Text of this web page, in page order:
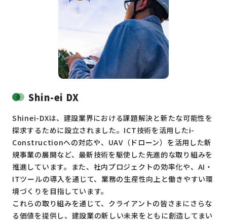
Shin-ei DX
Shinei-DXは、建設業界における課題解決と新たな可能性を
探求するために設立されました。ICT技術を活用したi-
Constructionへの対応や、UAV（ドローン）を活用した新
規事業の展開など、最新技術を駆使した先進的な取り組みを
推進しています。また、社内プロジェクトの効率化や、AI・
ITツールの導入を通じて、業務の生産性向上と働きやすい環
境づくりを目指しています。
これらの取り組みを通じて、クライアントの皆さまにさらな
る価値を提供し、建設業の新しい未来をともに創造してまい